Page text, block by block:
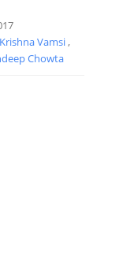
Krishna Vamsi,
Chowta